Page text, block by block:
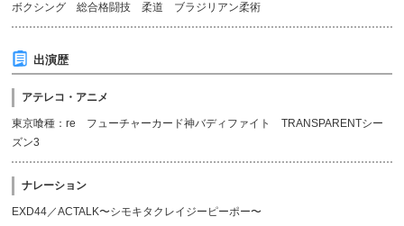
ボクシング 総合格闘技 柔道 ブラジリアン柔術
出演歴
アテレコ・アニメ
東京喰種：re フューチャーカード神バディファイト TRANSPARENTシー
ズン3
ナレーション
EXD44／ACTALK〜シモキタクレイジーピーポー〜